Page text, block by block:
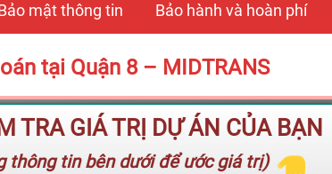
mật thông tin Bảo hành và hoàn phí
tại Quận 8 – MIDTRANS
TRA GIÁ TRỊ DỰ ÁN CỦA BẠN
thông tin bên dưới để ước giá trị)